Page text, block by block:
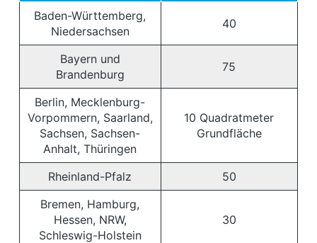
Baden-Württemberg,
Niedersachsen
40
Bayern und
Brandenburg
75
Berlin, Mecklenburg-
Vorpommern, Saarland,
Sachsen, Sachsen-
Anhalt, Thüringen
10 Quadratmeter
Grundfläche
Rheinland-Pfalz
50
Bremen, Hamburg,
Hessen, NRW,
Schleswig-Holstein
30